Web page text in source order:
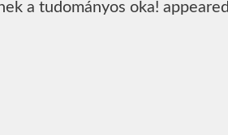
a tudományos oka! appeared